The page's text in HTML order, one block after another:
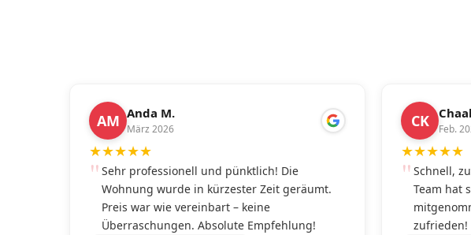
AM Anda M.
März 2026
★★★★★
Sehr professionell und pünktlich! Die
Wohnung wurde in kürzester Zeit geräumt.
Preis war wie vereinbart – keine
Überraschungen. Absolute Empfehlung!
CK Feb.
★★★★★
Schnell,
Team hat
zufrieden!